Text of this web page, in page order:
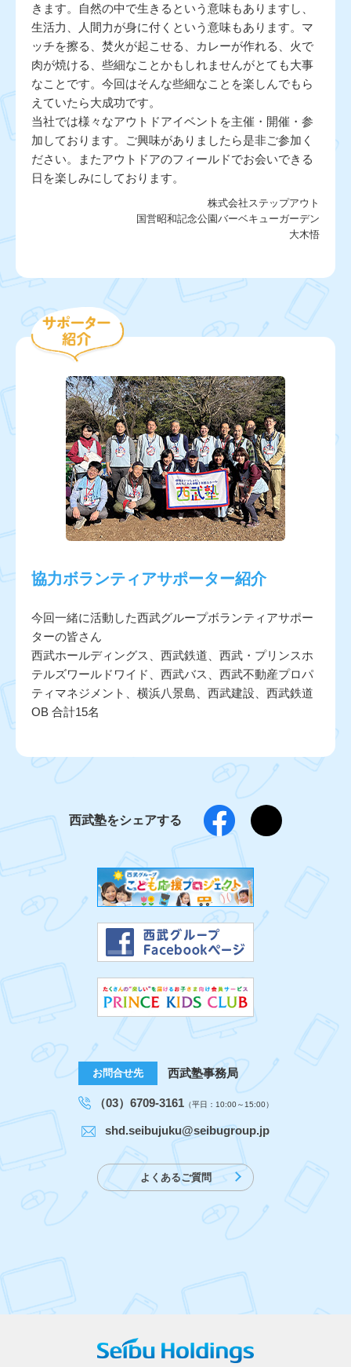
きます。自然の中で生きるという意味もありますし、
生活力、人間力が身に付くという意味もあります。マ
ッチを擦る、焚火が起こせる、カレーが作れる、火で
肉が焼ける、些細なことかもしれませんがとても大事
なことです。今回はそんな些細なことを楽しんでもら
えていたら大成功です。
当社では様々なアウトドアイベントを主催・開催・参
加しております。ご興味がありましたら是非ご参加く
ださい。またアウトドアのフィールドでお会いできる
日を楽しみにしております。
株式会社ステップアウト
国営昭和記念公園バーベキューガーデン
大木悟
協力ボランティアサポーター紹介
今回一緒に活動した西武グループボランティアサポー
ターの皆さん
西武ホールディングス、西武鉄道、西武・プリンスホ
テルズワールドワイド、西武バス、西武不動産プロパ
ティマネジメント、横浜八景島、西武建設、西武鉄道
OB 合計15名
西武塾をシェアする
お問合せ先 西武塾事務局
（03）6709-3161（平日：10:00～15:00）
shd.seibujuku@seibugroup.jp
よくあるご質問